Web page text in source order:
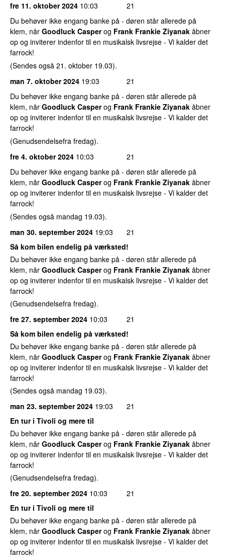
fre 11. oktober 2024 10:03
21
Du behøver ikke engang banke på - døren står allerede på
klem, når Goodluck Casperog Frank Frankie Ziyanak åbner
op og inviterer indenfor til en musikalsk livsrejse - Vi kalder det
farrock!
(Sendes også 21. oktober 19.03).
man 7. oktober 2024 19:03
21
Du behøver ikke engang banke på - døren står allerede på
klem, når Goodluck Casperog Frank Frankie Ziyanak åbner
op og inviterer indenfor til en musikalsk livsrejse - Vi kalder det
farrock!
(Genudsendelsefra fredag).
fre 4. oktober 2024 10:03
21
Du behøver ikke engang banke på - døren står allerede på
klem, når Goodluck Casperog Frank Frankie Ziyanak åbner
op og inviterer indenfor til en musikalsk livsrejse - Vi kalder det
farrock!
(Sendes også mandag 19.03).
man 30. september 2024 19:03
21
Så kom bilen endelig på værksted!
Du behøver ikke engang banke på - døren står allerede på
klem, når Goodluck Casperog Frank Frankie Ziyanak åbner
op og inviterer indenfor til en musikalsk livsrejse - Vi kalder det
farrock!
(Genudsendelsefra fredag).
fre 27. september 2024 10:03
21
Så kom bilen endelig på værksted!
Du behøver ikke engang banke på - døren står allerede på
klem, når Goodluck Casperog Frank Frankie Ziyanak åbner
op og inviterer indenfor til en musikalsk livsrejse - Vi kalder det
farrock!
(Sendes også mandag 19.03).
man 23. september 2024 19:03
21
En tur i Tivoli og mere til
Du behøver ikke engang banke på - døren står allerede på
klem, når Goodluck Casperog Frank Frankie Ziyanak åbner
op og inviterer indenfor til en musikalsk livsrejse - Vi kalder det
farrock!
(Genudsendelsefra fredag).
fre 20. september 2024 10:03
21
En tur i Tivoli og mere til
Du behøver ikke engang banke på - døren står allerede på
klem, når Goodluck Casperog Frank Frankie Ziyanak åbner
op og inviterer indenfor til en musikalsk livsrejse - Vi kalder det
farrock!